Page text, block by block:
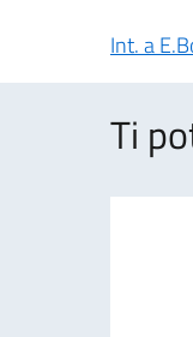
Int. a
Ti